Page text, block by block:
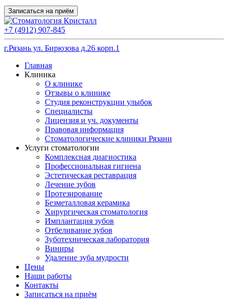
Записаться на приём
+7 (4912) 907-845
г.Рязань ул. Бирюзова д.26 корп.1
Главная
Клиника
О клинике
Отзывы о клинике
Студия реконструкции улыбок
Специалисты
Лицензия и уч. документы
Правовая информация
Стоматологические клиники Рязани
Услуги стоматологии
Комплексная диагностика
Профессиональная гигиена
Эстетическая реставрация
Лечение зубов
Протезирование
Безметалловая керамика
Хирургическая стоматология
Имплантация зубов
Отбеливание зубов
Зуботехническая лаборатория
Виниры
Удаление зуба мудрости
Цены
Наши работы
Контакты
Записаться на приём